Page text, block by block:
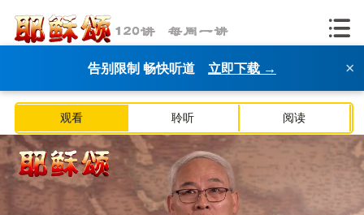
告别限制 畅快听道 立即下载 → ×
观看 聆听 阅读